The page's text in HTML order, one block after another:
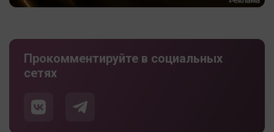
Прокомментируйте в социальных
сетях